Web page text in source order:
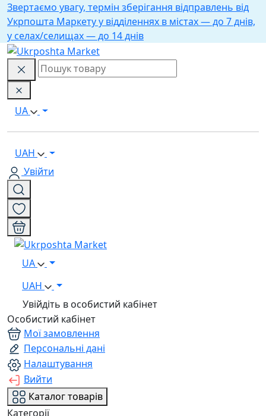
Звертаємо увагу, термін зберігання відправлень від
Укрпошта Маркету у відділеннях в містах — до 7 днів,
у селах/селищах — до 14 днів
UA
UAH
Увійти
UA
UAH
Увійдіть в особистий кабінет
Особистий кабінет
Мої замовлення
Персональні дані
Налаштування
Вийти
Каталог товарів
Категорії